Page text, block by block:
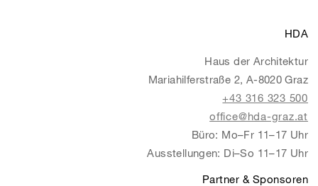
HDA
Haus der Architektur
Mariahilferstraße 2, A-8020 Graz
+43 316 323 500
office@hda-graz.at
Büro: Mo–Fr 11–17 Uhr
Ausstellungen: Di–So 11–17 Uhr
Partner & Sponsoren